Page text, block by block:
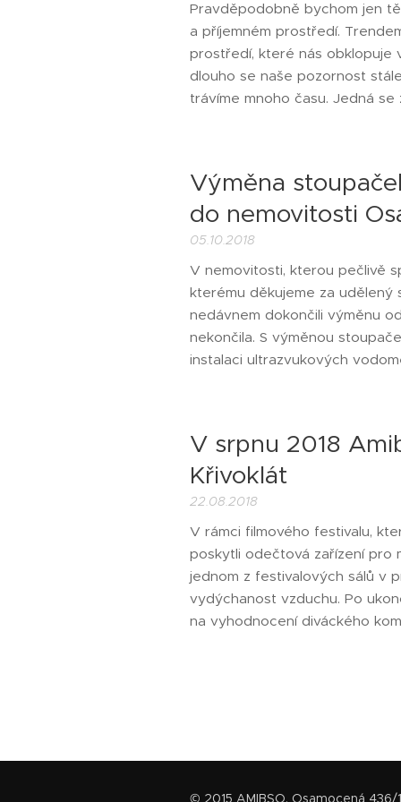
Pravděpodobně bychom jen
a příjemném prostředí.
prostředí, které nás obklopuje
dlouho se naše pozornost
trávíme mnoho času. Jedná se
Výměna
do nemovitosti
05.10.2018
V nemovitosti, kterou pečlivě
kterému děkujeme za udělený
nedávnem dokončili výměnu
nekončila. S výměnou
instalaci ultrazvukových
V srpnu 2018
Křivoklát
22.08.2018
V rámci filmového festivalu,
poskytli odečtová zařízení pro
jednom z festivalových sálů v
vydýchanost vzduchu. Po
na vyhodnocení diváckého
© 2015 AMIBSO. Osamocená 436/